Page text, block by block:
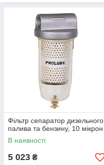
Фільтр сепаратор дизельного
палива та бензину, 10 мікрон
В наявності
5 023 ₴